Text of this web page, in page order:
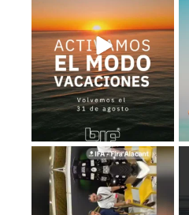
1 0
Estamos en el Levante Home
Meeting ¡Te esperamos!...
39 5